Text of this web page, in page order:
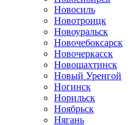
Новосиль
Новотроицк
Новоуральск
Новочебоксарск
Новочеркасск
Новошахтинск
Новый Уренгой
Ногинск
Норильск
Ноябрьск
Нягань